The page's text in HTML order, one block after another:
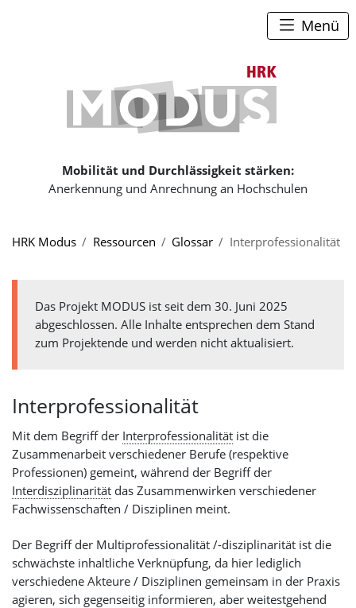
Mobilität und Durchlässigkeit stärken:
Anerkennung und Anrechnung an Hochschulen
Menü
HRK Modus
Ressourcen Glossar Interprofessionalität
Das Projekt MODUS ist seit dem 30. Juni 2025
abgeschlossen. Alle Inhalte entsprechen dem Stand
zum Projektende und werden nicht aktualisiert.
Interprofessionalität
Mit dem Begriff der Interprofessionalität ist die
Zusammenarbeit verschiedener Berufe (respektive
Professionen) gemeint, während der Begriff der
Interdisziplinarität das Zusammenwirken verschiedener
Fachwissenschaften / Disziplinen meint.
Der Begriff der Multiprofessionalität /-disziplinarität ist die
schwächste inhaltliche Verknüpfung, da hier lediglich
verschiedene Akteure / Disziplinen gemeinsam in der Praxis
agieren, sich gegenseitig informieren, aber weitestgehend